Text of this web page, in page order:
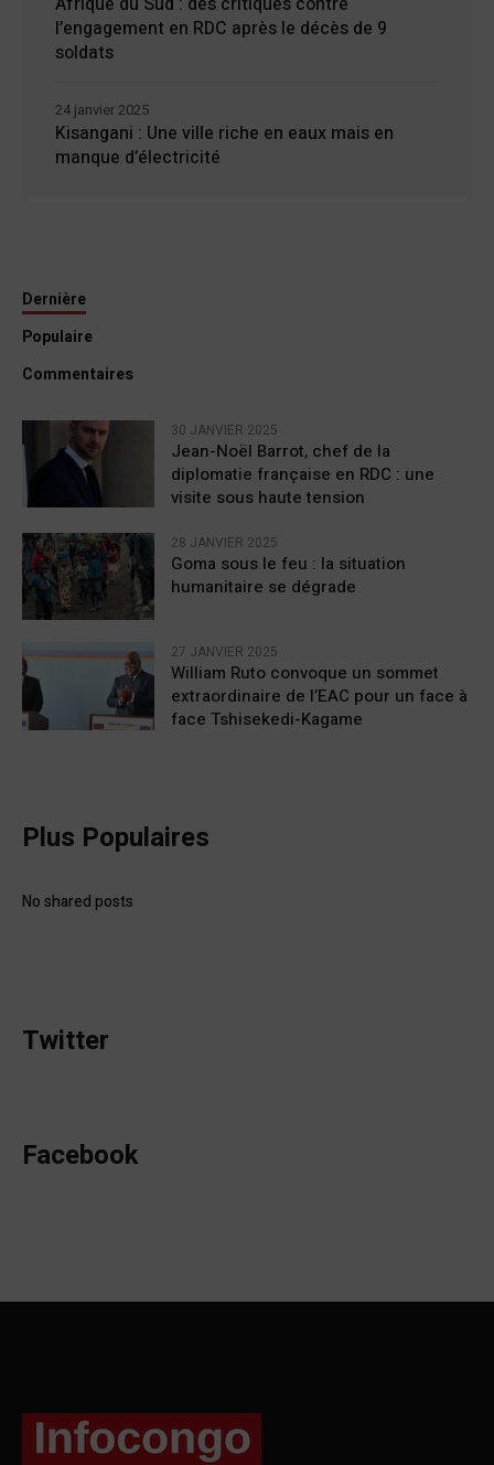
l’engagement en RDC après le décès de 9
soldats
Kisangani : Une ville riche en eaux mais en
manque d’électricité
24 janvier 2025
Dernière
Populaire
Commentaires
30 JANVIER 2025
Jean-Noël Barrot, chef de la
diplomatie française en RDC : une
visite sous haute tension
28 JANVIER 2025
Goma sous le feu : la situation
humanitaire se dégrade
27 JANVIER 2025
William Ruto convoque un sommet
extraordinaire de l’EAC pour un face à
face Tshisekedi-Kagame
Plus Populaires
No shared posts
Twitter
Facebook